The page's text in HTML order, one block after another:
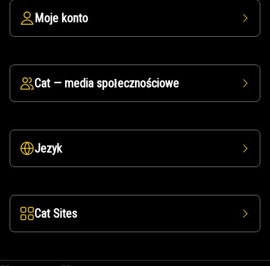
Moje konto
Cat — media społecznościowe
Jezyk
Cat Sites